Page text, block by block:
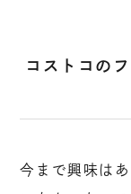
コストコの
今まで興味は